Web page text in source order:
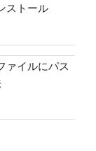
ストール
ァイルにパス